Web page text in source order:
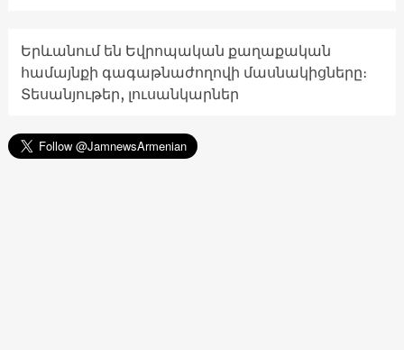
Երևանում են Եվրոպական քաղաքական
համայնքի գագաթնաժողովի մասնակիցները։
Տեսանյութեր, լուսանկարներ